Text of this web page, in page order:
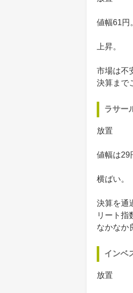
値幅61円
上昇。
市場は不
決算まで
ラサー
放置
値幅は29
横ばい。
決算を通
リート指
なかなか
インベ
放置